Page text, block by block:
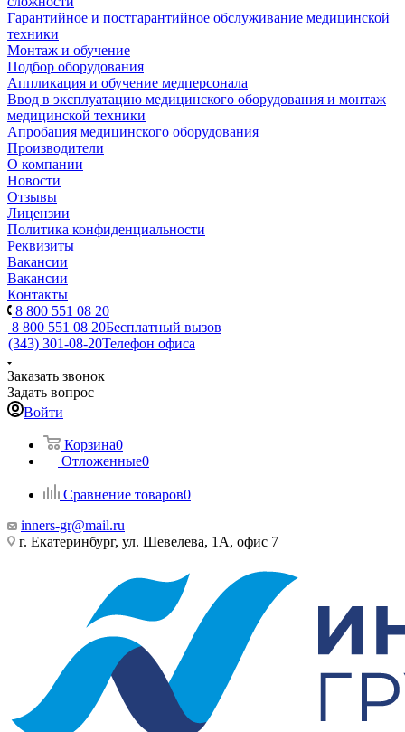
Гарантийное и постгарантийное обслуживание медицинской
техники
Монтаж и обучение
Подбор оборудования
Аппликация и обучение медперсонала
Ввод в эксплуатацию медицинского оборудования и монтаж
медицинской техники
Апробация медицинского оборудования
Производители
О компании
Новости
Отзывы
Лицензии
Политика конфиденциальности
Реквизиты
Вакансии
Вакансии
Контакты
8 800 551 08 20
8 800 551 08 20Бесплатный вызов
(343) 301-08-20Телефон офиса
Заказать звонок
Задать вопрос
Войти
Корзина0
Отложенные0
Сравнение товаров0
inners-gr@mail.ru
г. Екатеринбург, ул. Шевелева, 1А, офис 7